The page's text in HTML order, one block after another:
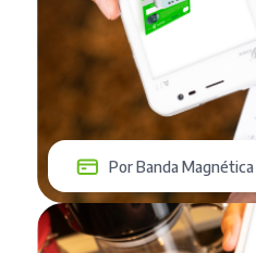
Por Banda Magnética